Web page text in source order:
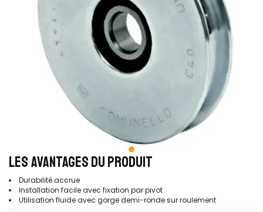
LES AVANTAGES DU PRODUIT
Durabilité accrue
Installation facile avec fixation par pivot
Utilisation fluide avec gorge demi-ronde sur roulement